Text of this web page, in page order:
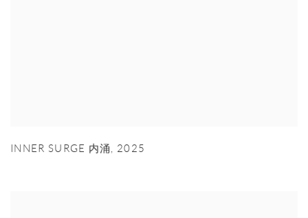
INNER SURGE 内涌 2025